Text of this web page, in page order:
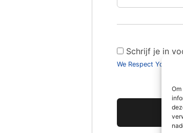
Schrijf je in
We Respect Your
Geen waarde